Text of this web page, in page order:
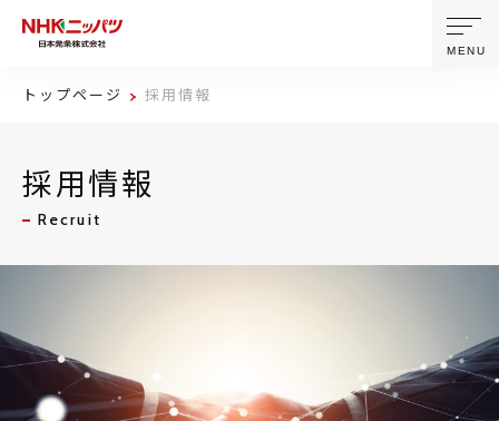
製品・技術
ニュース
サステナビリティ
MENU
トップページ 採用情報
採用情報
Recruit